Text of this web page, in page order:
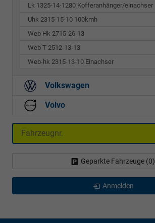
Lk 1325-14-1280 Kofferanhänger/einachser
Uhk 2315-15-10 100kmh
Web Hk 2715-26-13
Web T 2512-13-13
Web-hk 2315-13-10 Einachser
Volkswagen
Volvo
Fahrzeugnr.
Geparkte Fahrzeuge (0)
Anmelden